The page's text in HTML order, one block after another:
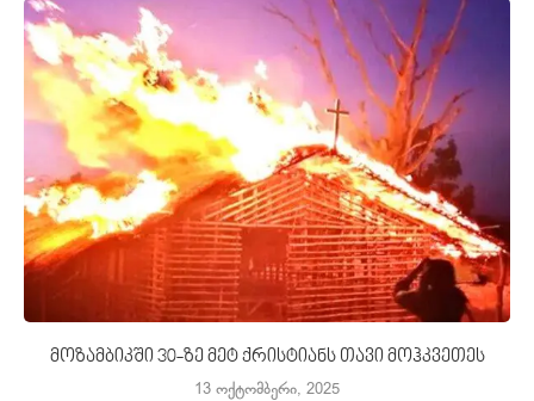
მოზამბიკში 30-ზე მეტ ქრისტიანს თავი მოჰკვეთეს
13 ოქტომბერი, 2025